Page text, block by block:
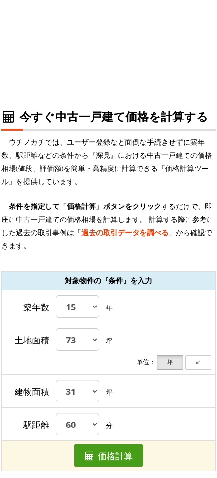
今すぐ中古一戸建て価格を計算する
ウチノカチでは、ユーザー登録など面倒な手続きせずに築年
数、駅距離などの条件から『深見』における中古一戸建ての価格
相場(値段、評価額)を簡単・高精度に計算できる『価格計算ツー
ル』を提供しています。
条件を指定して「価格計算」ボタンをクリックするだけで、即
座に中古一戸建ての価格相場を計算します。 計算する際に参考に
した過去の取引事例は「過去の取引データを調べる 」から確認で
きます。
対象物件の『条件』を入力
築年数 年
土地面積 坪
単位： 坪 ㎡
建物面積 坪
駅距離 分
価格計算